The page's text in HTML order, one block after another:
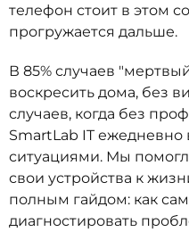
телефон стоит в этом
прогружается дальше.
В 85% случаев
воскресить дома, без
случаев, когда без
SmartLab IT ежедневно
ситуациями. Мы
свои устройства к
полным гайдом: как
диагностировать